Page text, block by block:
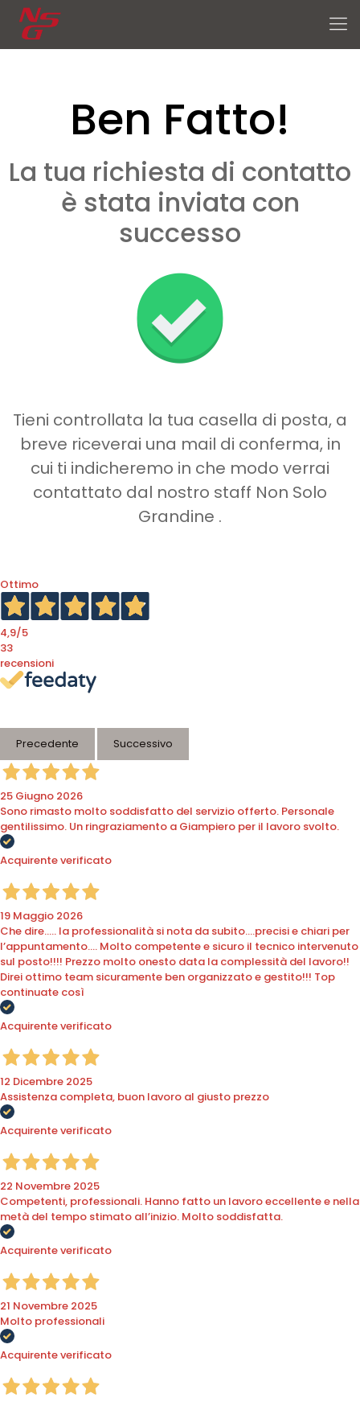
Ben Fatto!
La tua richiesta di contatto
è stata inviata con
successo
Tieni controllata la tua casella di posta, a
breve riceverai una mail di conferma, in
cui ti indicheremo in che modo verrai
contattato dal nostro staff Non Solo
Grandine .
Ottimo
4,9/5
33
recensioni
Precedente
Successivo
25 Giugno 2026
Sono rimasto molto soddisfatto del servizio offerto. Personale
gentilissimo. Un ringraziamento a Giampiero per il lavoro svolto.
Acquirente verificato
19 Maggio 2026
Che dire….. la professionalità si nota da subito….precisi e chiari per
l’appuntamento…. Molto competente e sicuro il tecnico intervenuto
sul posto!!!! Prezzo molto onesto data la complessità del lavoro!!
Direi ottimo team sicuramente ben organizzato e gestito!!! Top
continuate così
Acquirente verificato
12 Dicembre 2025
Assistenza completa, buon lavoro al giusto prezzo
Acquirente verificato
22 Novembre 2025
Competenti, professionali. Hanno fatto un lavoro eccellente e nella
metà del tempo stimato all’inizio. Molto soddisfatta.
Acquirente verificato
21 Novembre 2025
Molto professionali
Acquirente verificato